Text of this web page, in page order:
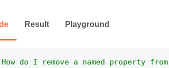
Result Playground
do I remove a named property